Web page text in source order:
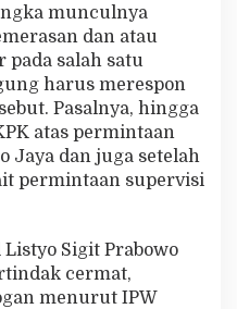
munculnya
dan atau
pada salah satu
harus merespon
Pasalnya, hingga
atas permintaan
Jaya dan juga setelah
permintaan supervisi
Sigit Prabowo
cermat,
menurut IPW